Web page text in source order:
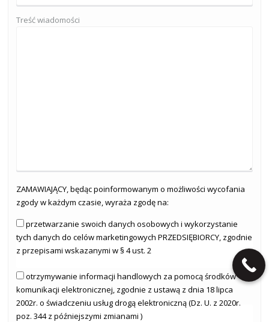
Treść wiadomości
ZAMAWIAJĄCY, będąc poinformowanym o możliwości wycofania
zgody w każdym czasie, wyraża zgodę na:
przetwarzanie swoich danych osobowych i wykorzystanie
tych danych do celów marketingowych PRZEDSIĘBIORCY, zgodnie
z przepisami wskazanymi w § 4 ust. 2
otrzymywanie informacji handlowych za pomocą środków
komunikacji elektronicznej, zgodnie z ustawą z dnia 18 lipca
2002r. o świadczeniu usług drogą elektroniczną (Dz. U. z 2020r.
poz. 344 z późniejszymi zmianami )